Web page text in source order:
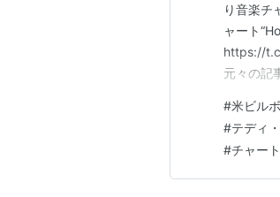
り音楽チ
ャート
https://
元々の記
上位進出
#米ビル
#テディ
#チャー